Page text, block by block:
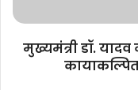
के
स्वरूप
मुख्यमंत्री डॉ.